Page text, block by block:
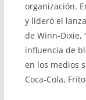
organización.
y lideró el
de Winn-Dixie,
influencia de
en los medios
Coca-Cola,